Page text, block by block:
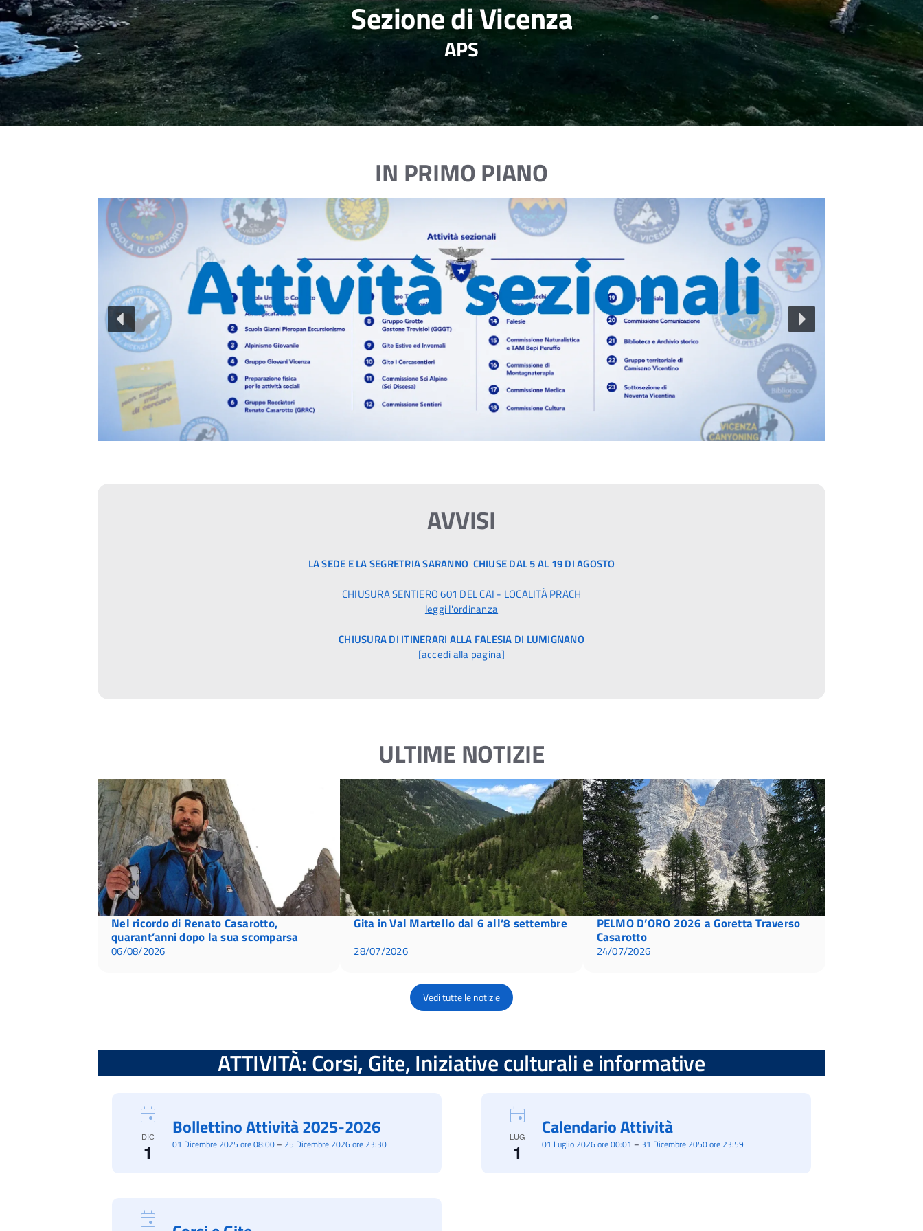
Sezione di Vicenza
APS
IN PRIMO PIANO
AVVISI
LA SEDE E LA SEGRETRIA SARANNO CHIUSE DAL 5 AL 19 DI AGOSTO
CHIUSURA SENTIERO 601 DEL CAI - LOCALITÀ PRACH
leggi l'ordinanza
CHIUSURA DI ITINERARI ALLA FALESIA DI LUMIGNANO
[accedi alla pagina]
ULTIME NOTIZIE
Nel ricordo di Renato Casarotto,
quarant’anni dopo la sua scomparsa
06/08/2026
Gita in Val Martello dal 6 all’8 settembre
28/07/2026
PELMO D’ORO 2026 a Goretta Traverso
Casarotto
24/07/2026
Vedi tutte le notizie
ATTIVITÀ: Corsi, Gite, Iniziative culturali e informative
DIC
1 01 Dicembre 2025 ore 08:00– 25 Dicembre 2026 ore 23:30
Bollettino Attività 2025-2026 LUG
1 01 Luglio 2026 ore 00:01 – 31 Dicembre 2050 ore 23:59
Calendario Attività